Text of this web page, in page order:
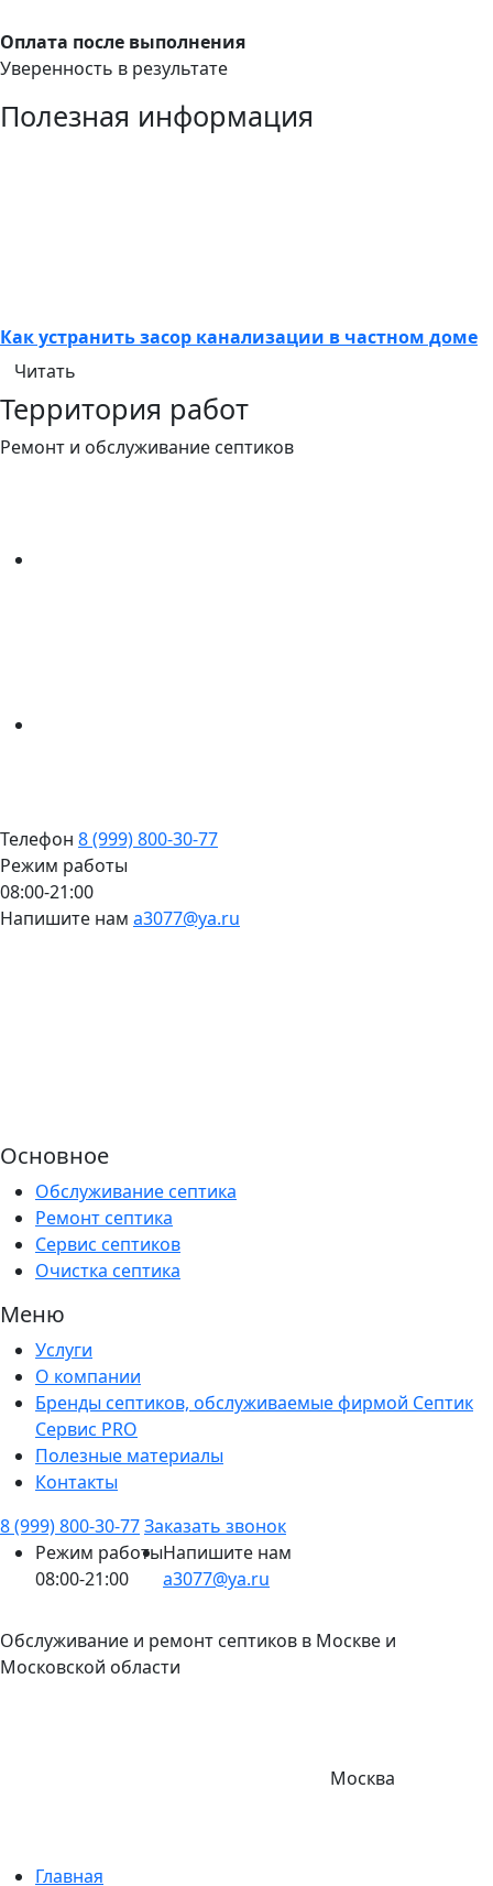
Оплата после выполнения
Уверенность в результате
Полезная информация
Как устранить засор канализации в частном доме
Читать
Территория работ
Ремонт и обслуживание септиков
Телефон 8 (999) 800-30-77
Режим работы
08:00-21:00
Напишите нам a3077@ya.ru
Основное
Обслуживание септика
Ремонт септика
Сервис септиков
Очистка септика
Меню
Услуги
О компании
Бренды септиков, обслуживаемые фирмой Септик
Сервис PRO
Полезные материалы
Контакты
8 (999) 800-30-77Заказать звонок
Режим работы
08:00-21:00
Напишите нам
a3077@ya.ru
Обслуживание и ремонт септиков в Москве и
Московской области
Москва
Главная